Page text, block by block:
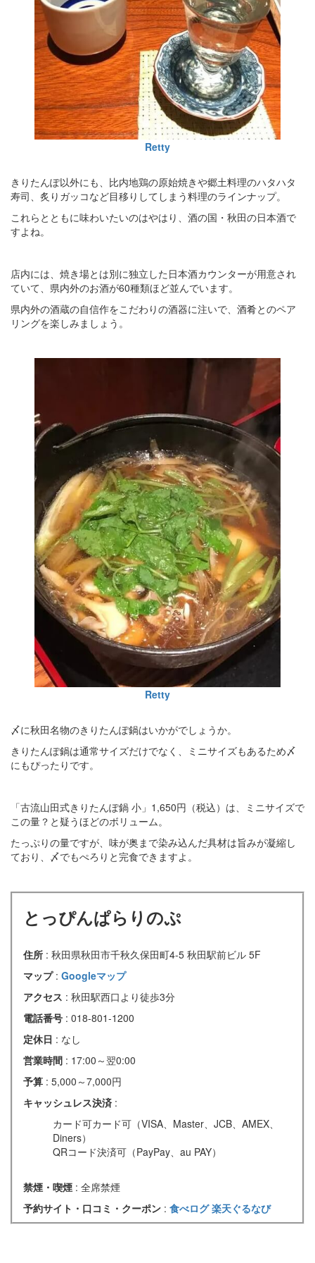
Retty
きりたんぽ以外にも、比内地鶏の原始焼きや郷土料理のハタハタ
寿司、炙りガッコなど目移りしてしまう料理のラインナップ。
これらとともに味わいたいのはやはり、酒の国・秋田の日本酒で
すよね。
店内には、焼き場とは別に独立した日本酒カウンターが用意され
ていて、県内外のお酒が60種類ほど並んでいます。
県内外の酒蔵の自信作をこだわりの酒器に注いで、酒肴とのペア
リングを楽しみましょう。
Retty
〆に秋田名物のきりたんぽ鍋はいかがでしょうか。
きりたんぽ鍋は通常サイズだけでなく、ミニサイズもあるため〆
にもぴったりです。
「古流山田式きりたんぽ鍋 小」1,650円（税込）は、ミニサイズで
この量？と疑うほどのボリューム。
たっぷりの量ですが、味が奥まで染み込んだ具材は旨みが凝縮し
ており、〆でもぺろりと完食できますよ。
とっぴんぱらりのぷ
住所 : 秋田県秋田市千秋久保田町4-5 秋田駅前ビル 5F
マップ : Googleマップ
アクセス : 秋田駅西口より徒歩3分
電話番号 : 018-801-1200
定休日 : なし
営業時間 : 17:00～翌0:00
予算 : 5,000～7,000円
キャッシュレス決済 :
カード可カード可（VISA、Master、JCB、AMEX、
Diners）
QRコード決済可（PayPay、au PAY）
禁煙・喫煙 : 全席禁煙
予約サイト・口コミ・クーポン : 食べログ楽天ぐるなび